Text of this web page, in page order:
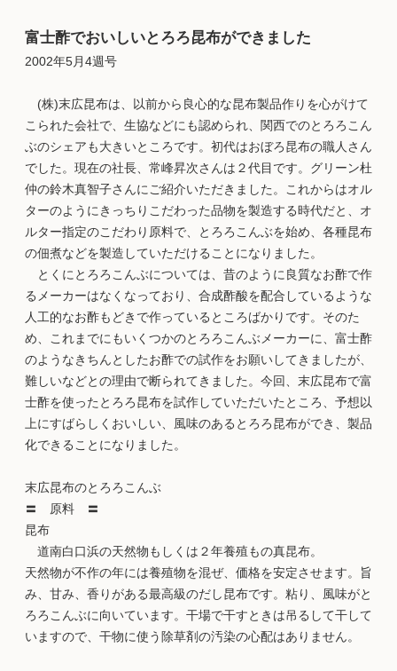
富士酢でおいしいとろろ昆布ができました
2002年5月4週号
(株)末広昆布は、以前から良心的な昆布製品作りを心がけて
こられた会社で、生協などにも認められ、関西でのとろろこん
ぶのシェアも大きいところです。初代はおぼろ昆布の職人さん
でした。現在の社長、常峰昇次さんは２代目です。グリーン杜
仲の鈴木真智子さんにご紹介いただきました。これからはオル
ターのようにきっちりこだわった品物を製造する時代だと、オ
ルター指定のこだわり原料で、とろろこんぶを始め、各種昆布
の佃煮などを製造していただけることになりました。
とくにとろろこんぶについては、昔のように良質なお酢で作
るメーカーはなくなっており、合成酢酸を配合しているような
人工的なお酢もどきで作っているところばかりです。そのた
め、これまでにもいくつかのとろろこんぶメーカーに、富士酢
のようなきちんとしたお酢での試作をお願いしてきましたが、
難しいなどとの理由で断られてきました。今回、末広昆布で富
士酢を使ったとろろ昆布を試作していただいたところ、予想以
上にすばらしくおいしい、風味のあるとろろ昆布ができ、製品
化できることになりました。
末広昆布のとろろこんぶ
〓 原料 〓
昆布
道南白口浜の天然物もしくは２年養殖もの真昆布。
天然物が不作の年には養殖物を混ぜ、価格を安定させます。旨
み、甘み、香りがある最高級のだし昆布です。粘り、風味がと
ろろこんぶに向いています。干場で干すときは吊るして干して
いますので、干物に使う除草剤の汚染の心配はありません。